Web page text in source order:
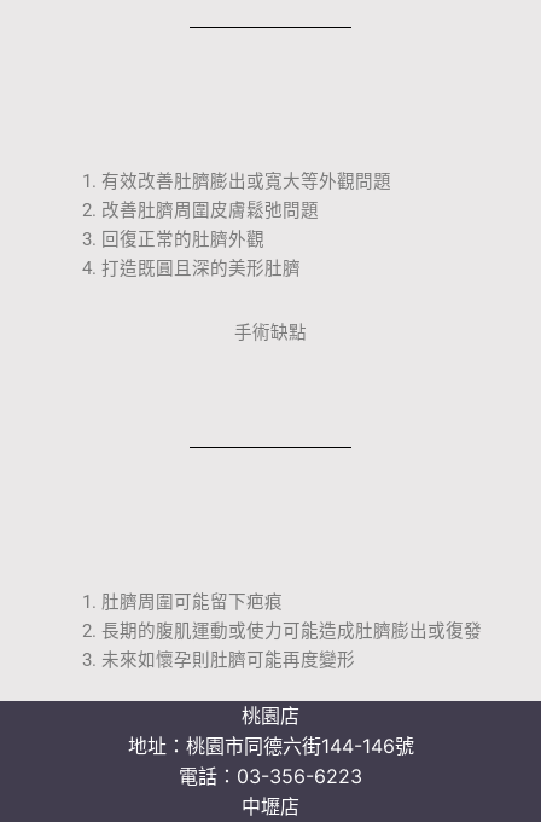
有效改善肚臍膨出或寬大等外觀問題
改善肚臍周圍皮膚鬆弛問題
回復正常的肚臍外觀
打造既圓且深的美形肚臍
手術缺點
肚臍周圍可能留下疤痕
長期的腹肌運動或使力可能造成肚臍膨出或復發
未來如懷孕則肚臍可能再度變形
桃園店
地址： 桃園市同德六街144-146號
電話： 03-356-6223
中壢店